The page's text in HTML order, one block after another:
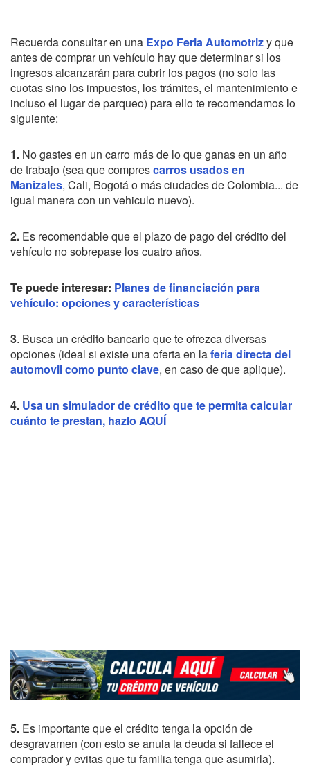
Recuerda consultar en una Expo Feria Automotrizy que
antes de comprar un vehículo hay que determinar si los
ingresos alcanzarán para cubrir los pagos (no solo las
cuotas sino los impuestos, los trámites, el mantenimiento e
incluso el lugar de parqueo) para ello te recomendamos lo
siguiente:
1. No gastes en un carro más de lo que ganas en un año
de trabajo (sea que comprescarros usados en
Manizales, Cali, Bogotá o más ciudades de Colombia... de
igual manera con un vehiculo nuevo).
2. Es recomendable que el plazo de pago del crédito del
vehículo no sobrepase los cuatro años.
Te puede interesar: Planes de financiación para
vehículo: opciones y características
3. Busca un crédito bancario que te ofrezca diversas
opciones (ideal si existe una oferta en laferia directa del
automovil como punto clave, en caso de que aplique).
4. Usa un simulador de crédito que te permita calcular
cuánto te prestan, hazlo AQUÍ
5. Es importante que el crédito tenga la opción de
desgravamen (con esto se anula la deuda si fallece el
comprador y evitas que tu familia tenga que asumirla).